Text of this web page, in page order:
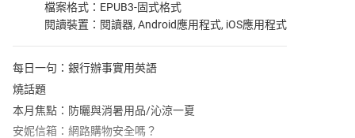
檔案格式：EPUB3-固式格式
閱讀裝置：閱讀器, Android應用程式, iOS應用程式
每日一句：銀行辦事實用英語
燒話題
本月焦點：防曬與消暑用品/沁涼一夏
安妮信箱：網路購物安全嗎？